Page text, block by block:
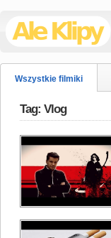
Wszystkie filmiki
Tag: Vlog